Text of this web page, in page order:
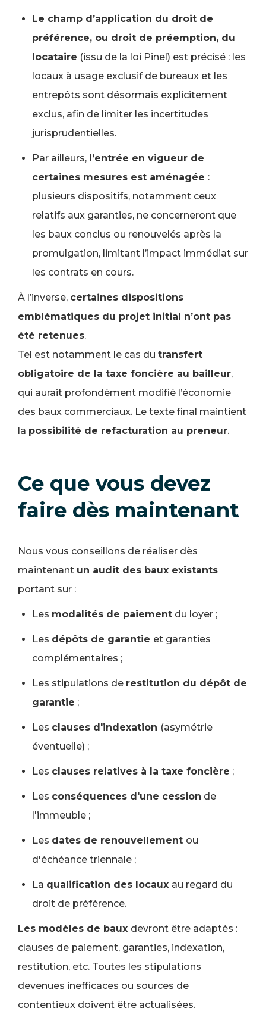
Le champ d’application du droit de
préférence, ou droit de préemption, du
locataire (issu de la loi Pinel) est précisé : les
locaux à usage exclusif de bureaux et les
entrepôts sont désormais explicitement
exclus, afin de limiter les incertitudes
jurisprudentielles.
Par ailleurs, l’entrée en vigueur de
certaines mesures est aménagée :
plusieurs dispositifs, notamment ceux
relatifs aux garanties, ne concerneront que
les baux conclus ou renouvelés après la
promulgation, limitant l’impact immédiat sur
les contrats en cours.
À l’inverse, certaines dispositions
emblématiques du projet initial n’ont pas
été retenues.
Tel est notamment le cas du transfert
obligatoire de la taxe foncière au bailleur,
qui aurait profondément modifié l’économie
des baux commerciaux. Le texte final maintient
la possibilité de refacturation au preneur.
Ce que vous devez
faire dès maintenant
Nous vous conseillons de réaliser dès
maintenant un audit des baux existants
portant sur :
Les modalités de paiement du loyer ;
Les dépôts de garantie et garanties
complémentaires ;
Les stipulations de restitution du dépôt de
garantie ;
Les clauses d'indexation (asymétrie
éventuelle) ;
Les clauses relatives à la taxe foncière ;
Les conséquences d'une cession de
l'immeuble ;
Les dates de renouvellement ou
d'échéance triennale ;
La qualification des locaux au regard du
droit de préférence.
Les modèles de baux devront être adaptés :
clauses de paiement, garanties, indexation,
restitution, etc. Toutes les stipulations
devenues inefficaces ou sources de
contentieux doivent être actualisées.